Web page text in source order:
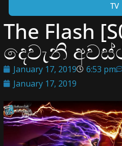
TV
The Flash
දෙවැනි
January 17, 2019 6:53 pm
January 17, 2019